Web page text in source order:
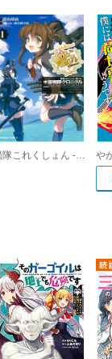
艦隊これくしょん -艦これ- 水雷戦隊クロニクル